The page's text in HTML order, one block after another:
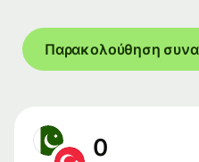
Παρακολούθηση
0